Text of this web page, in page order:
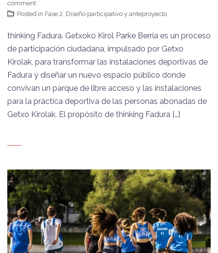
comment
Posted in Fase 2. Diseño participativo y anteproyecto
thinking Fadura. Getxoko Kirol Parke Berria es un proceso
de participación ciudadana, impulsado por Getxo
Kirolak, para transformar las instalaciones deportivas de
Fadura y diseñar un nuevo espacio público donde
convivan un parque de libre acceso y las instalaciones
para la práctica deportiva de las personas abonadas de
Getxo Kirolak. El propósito de thinking Fadura […]